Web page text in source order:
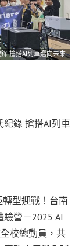
搶搭AI列車邁向未來
型迎戰！台南
營－2025 AI
校總動員，共